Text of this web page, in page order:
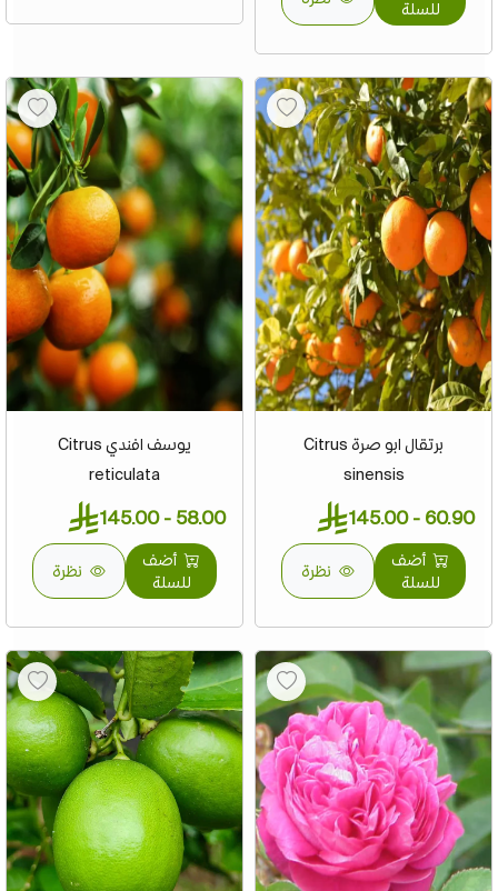
للسلة
برتقال ابو صرة Citrus
sinensis
60.90 - 145.00
أضف
للسلة
نظرة
يوسف افندي Citrus
reticulata
58.00 - 145.00
أضف
للسلة
نظرة